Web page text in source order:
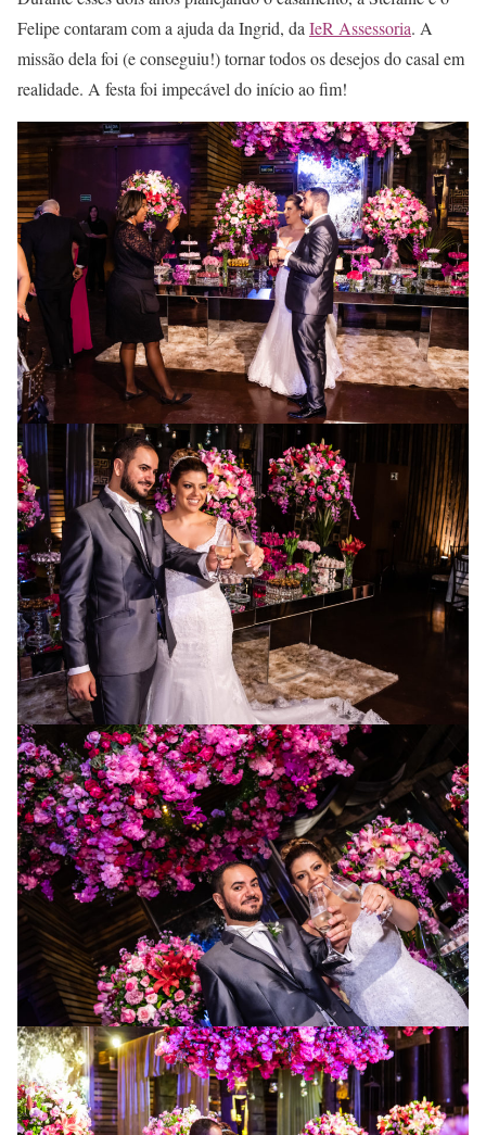
Felipe contaram com a ajuda da Ingrid, da IeR Assessoria. A
missão dela foi (e conseguiu!) tornar todos os desejos do casal em
realidade. A festa foi impecável do início ao fim!